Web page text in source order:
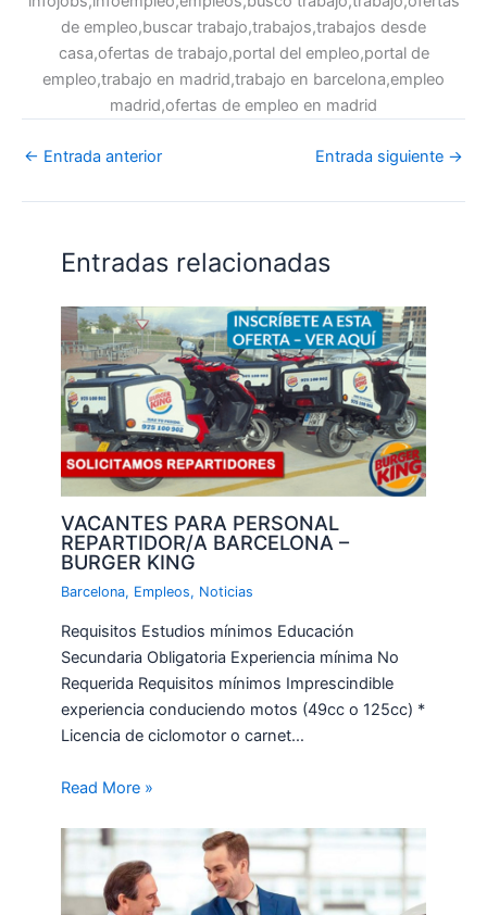
de empleo,buscar trabajo,trabajos,trabajos desde
casa,ofertas de trabajo,portal del empleo,portal de
empleo,trabajo en madrid,trabajo en barcelona,empleo
madrid,ofertas de empleo en madrid
← Entrada anterior Entrada siguiente →
Entradas relacionadas
VACANTES PARA PERSONAL
REPARTIDOR/A BARCELONA –
BURGER KING
Barcelona, Empleos, Noticias
Requisitos Estudios mínimos Educación
Secundaria Obligatoria Experiencia mínima No
Requerida Requisitos mínimos Imprescindible
experiencia conduciendo motos (49cc o 125cc) *
Licencia de ciclomotor o carnet…
Read More »